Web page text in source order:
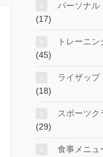
パーソナル
(17)
トレーニン
(45)
ライザップ
(18)
スポーツク
(29)
食事メニュ